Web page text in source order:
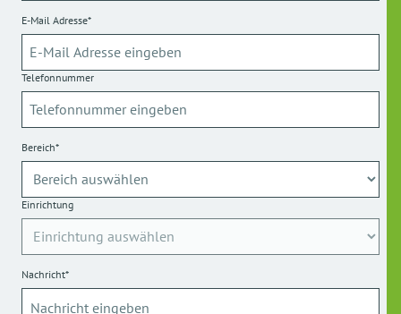
E-Mail Adresse*
Telefonnummer
Bereich*
Einrichtung
Nachricht*